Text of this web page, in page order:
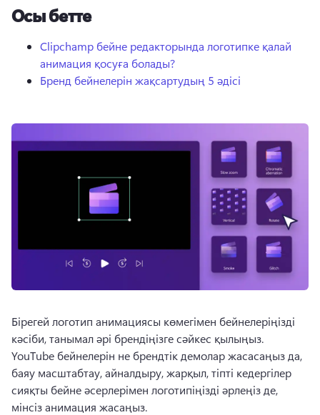
Осы бетте
Clipchamp бейне редакторында логотипке қалай
анимация қосуға болады?
Бренд бейнелерін жақсартудың 5 әдісі
Бірегей логотип анимациясы көмегімен бейнелеріңізді
YouTube бейнелерін не брендтік демолар жасасаңыз да,
баяу масштабтау, айналдыру, жарқыл, тіпті кедергілер
сияқты бейне әсерлерімен логотипіңізді әрлеңіз де,
мінсіз анимация жасаңыз.